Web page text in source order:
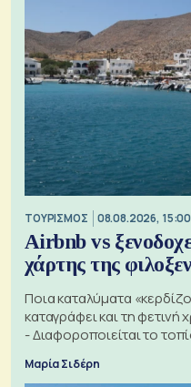
ΤΟΥΡΙΣΜΟΣ 08.08.2026, 15:00
Airbnb vs
χάρτης της
Ποια καταλύματα
καταγράφει και τη φετινή
- Διαφοροποιείται το
Μαρία Σιδέρη